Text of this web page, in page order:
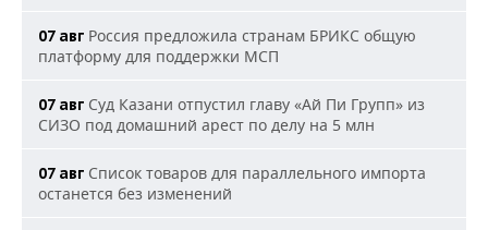
07 авг Россия предложила странам БРИКС общую
платформу для поддержки МСП
07 авг Суд Казани отпустил главу «Ай Пи Групп» из
СИЗО под домашний арест по делу на 5 млн
07 авг Список товаров для параллельного импорта
останется без изменений